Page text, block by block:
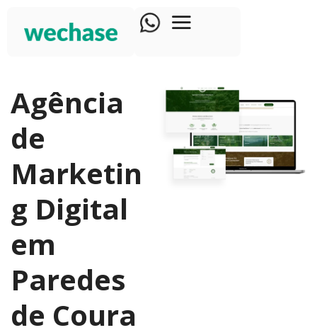
Agência
de
Marketin
g Digital
em
Paredes
de Coura